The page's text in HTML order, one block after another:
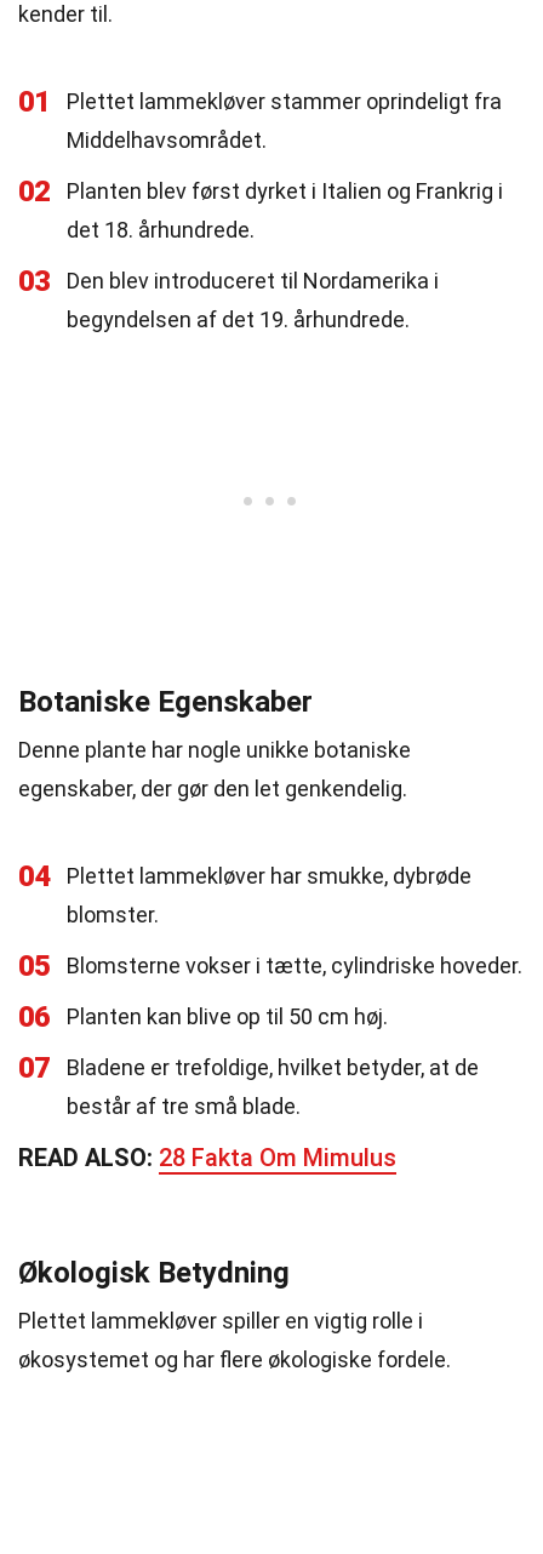
kender til.
01
Plettet lammekløver stammer oprindeligt fra
Middelhavsområdet.
02
Planten blev først dyrket i Italien og Frankrig i
det 18. århundrede.
03
Den blev introduceret til Nordamerika i
begyndelsen af det 19. århundrede.
Botaniske Egenskaber
Denne plante har nogle unikke botaniske
egenskaber, der gør den let genkendelig.
04
Plettet lammekløver har smukke, dybrøde
blomster.
05 Blomsterne vokser i tætte, cylindriske hoveder.
06 Planten kan blive op til 50 cm høj.
07
Bladene er trefoldige, hvilket betyder, at de
består af tre små blade.
READ ALSO: 28 Fakta Om Mimulus
Økologisk Betydning
Plettet lammekløver spiller en vigtig rolle i
økosystemet og har flere økologiske fordele.